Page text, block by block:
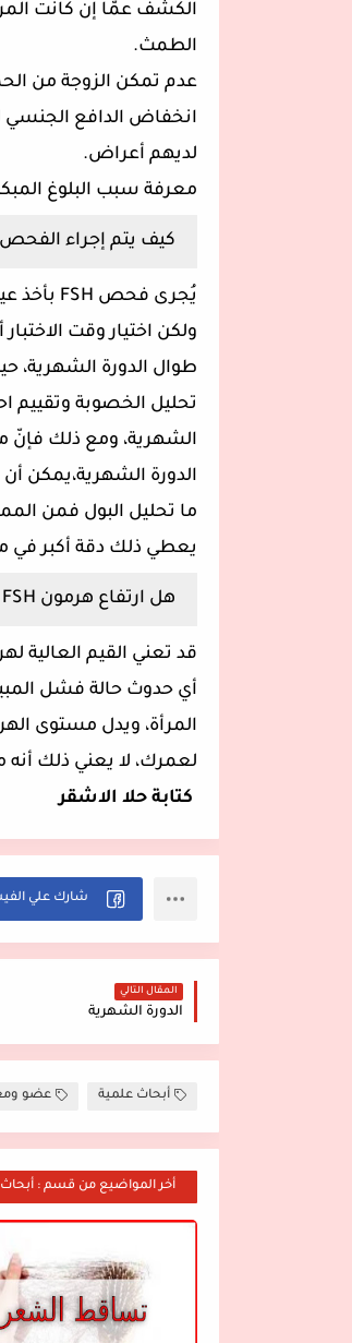
الكشف عمّا إن كانت
الطمث.
عدم تمكن الزوجة من الحمل بعد 12 شهرًا
انخفاض الدافع الجنسي
لديهم أعراض.
معرفة سبب البلوغ
كيف يتم إجراء
يُجرى فحص FSH بأخذ عينة من وريد الشخص المعنيّ أو عن طريق عينة البول
ولكن اختيار وقت
طوال الدورة الشهرية،
تحليل الخصوبة وتقييم
الشهرية، ومع ذلك فإنّ
الدورة الشهرية،يمكن
يعطي ذلك دقة أكبر في
هل ارتفاع هرمون FSH يسبب العقم ؟
أي حدوث حالة فشل
المرأة، ويدل مستوى
لعمرك، لا يعني ذلك
كتابة حلا الاشقر
المقال التالي
الدورة الشهرية
أبحاث علمية عضو
أخر المواضيع من قسم :